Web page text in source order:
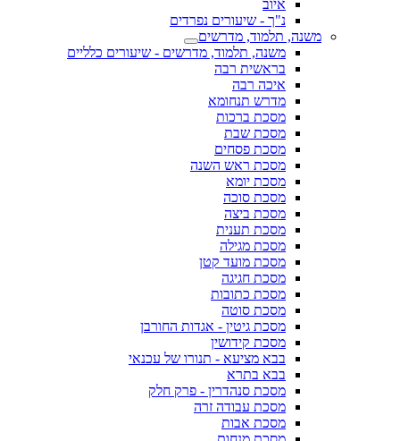
איוב
נ"ך - שיעורים נפרדים
משנה, תלמוד, מדרשים
משנה, תלמוד, מדרשים - שיעורים כלליים
בראשית רבה
איכה רבה
מדרש תנחומא
מסכת ברכות
מסכת שבת
מסכת פסחים
מסכת ראש השנה
מסכת יומא
מסכת סוכה
מסכת ביצה
מסכת תענית
מסכת מגילה
מסכת מועד קטן
מסכת חגיגה
מסכת כתובות
מסכת סוטה
מסכת גיטין - אגדות החורבן
מסכת קידושין
בבא מציעא - תנורו של עכנאי
בבא בתרא
מסכת סנהדרין - פרק חלק
מסכת עבודה זרה
מסכת אבות